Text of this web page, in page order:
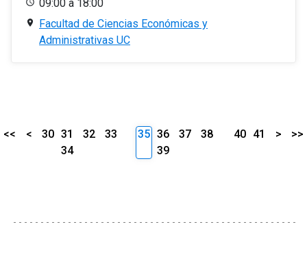
09:00 a 18:00
Facultad de Ciencias Económicas y
Administrativas UC
<< < 30 31 32
33
34
35 36 37
38
39
40 41 > >>